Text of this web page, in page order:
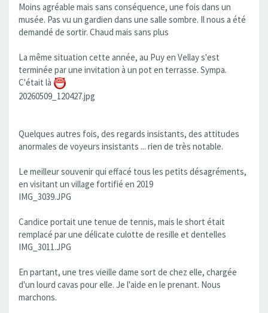
Moins agréable mais sans conséquence, une fois dans un
musée. Pas vu un gardien dans une salle sombre. Il nous a été
demandé de sortir. Chaud mais sans plus
La même situation cette année, au Puy en Vellay s'est
terminée par une invitation à un pot en terrasse. Sympa.
C'était là
20260509_120427.jpg
Quelques autres fois, des regards insistants, des attitudes
anormales de voyeurs insistants ... rien de très notable.
Le meilleur souvenir qui effacé tous les petits désagréments,
en visitant un village fortifié en 2019
IMG_3039.JPG
Candice portait une tenue de tennis, mais le short était
remplacé par une délicate culotte de resille et dentelles
IMG_3011.JPG
En partant, une tres vieille dame sort de chez elle, chargée
d'un lourd cavas pour elle. Je l'aide en le prenant. Nous
marchons.